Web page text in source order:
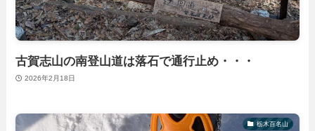
古賀志山の南登山道は落石で通行止め・・・
2026年2月18日
栃木百名山